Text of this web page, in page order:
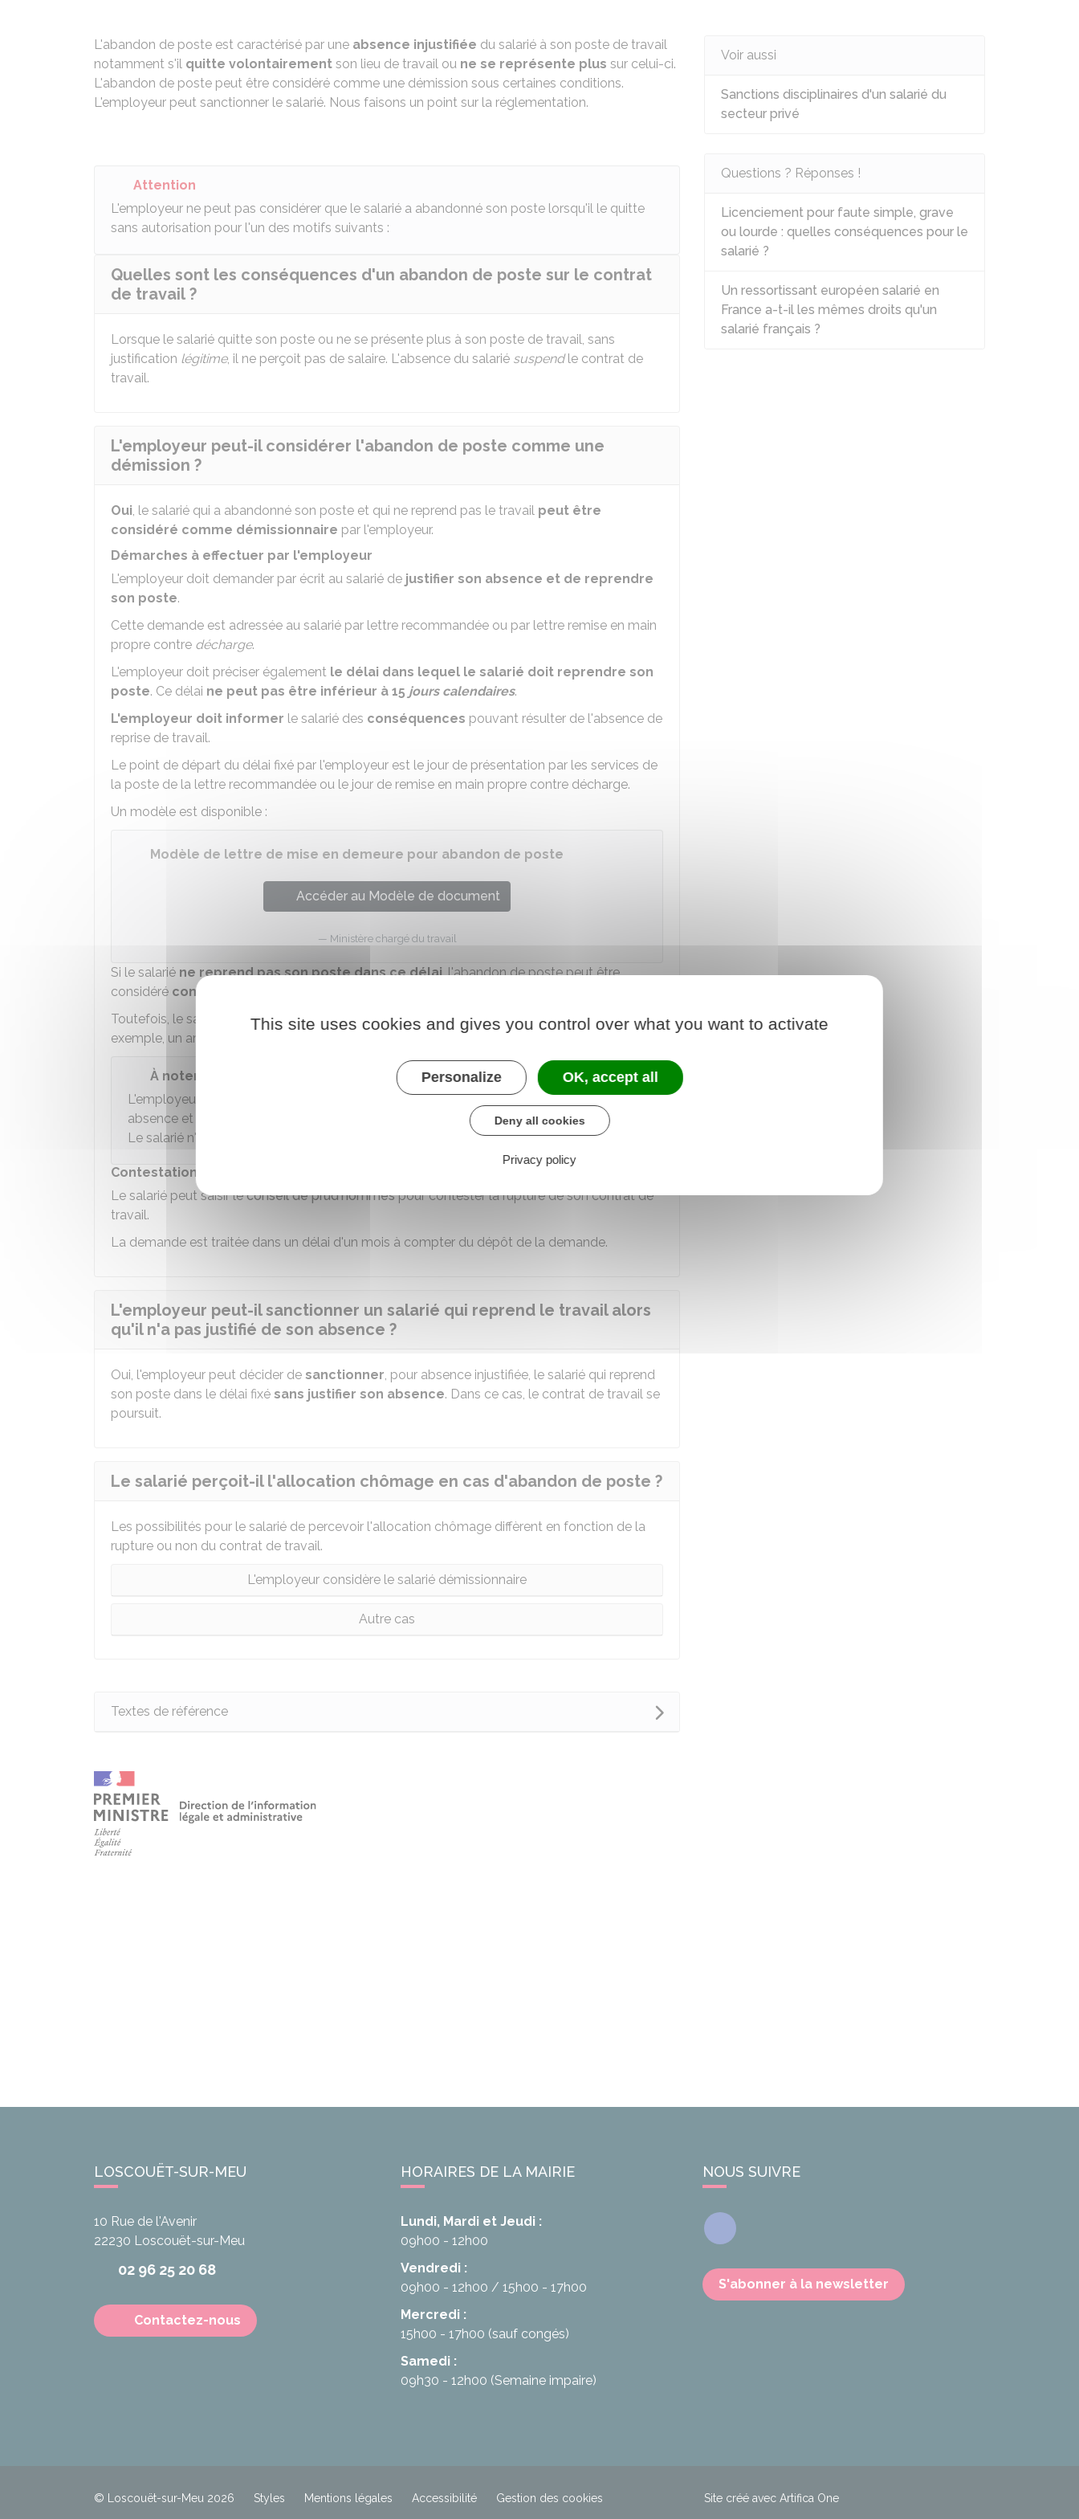
L'abandon de poste est caractérisé par une absence injustifiée du salarié à son poste de travail
notamment s'il quitte volontairement son lieu de travail ou ne se représente plus sur celui-ci.
L'abandon de poste peut être considéré comme une démission sous certaines conditions.
L'employeur peut sanctionner le salarié. Nous faisons un point sur la réglementation.
Attention
L'employeur ne peut pas considérer que le salarié a abandonné son poste lorsqu'il le quitte
sans autorisation pour l'un des motifs suivants :
Quelles sont les conséquences d'un abandon de poste sur le contrat
de travail ?
Lorsque le salarié quitte son poste ou ne se présente plus à son poste de travail, sans
justification légitime, il ne perçoit pas de salaire. L'absence du salarié suspendle contrat de
travail.
L'employeur peut-il considérer l'abandon de poste comme une
démission ?
Oui, le salarié qui a abandonné son poste et qui ne reprend pas le travail peut être
considéré comme démissionnaire par l'employeur.
Démarches à effectuer par l'employeur
L'employeur doit demander par écrit au salarié de justifier son absence et de reprendre
son poste.
Cette demande est adressée au salarié par lettre recommandée ou par lettre remise en main
propre contre décharge.
L'employeur doit préciser également le délai dans lequel le salarié doit reprendre son
poste. Ce délai ne peut pas être inférieur à 15 jours calendaires.
L'employeur doit informer le salarié des conséquences pouvant résulter de l'absence de
reprise de travail.
Le point de départ du délai fixé par l'employeur est le jour de présentation par les services de
la poste de la lettre recommandée ou le jour de remise en main propre contre décharge.
Un modèle est disponible :
Modèle de lettre de mise en demeure pour abandon de poste
Accéder au Modèle de document
Ministère chargé du travail
Si le salarié ne reprend pas son poste dans ce délai, l'abandon de poste peut être
considéré comme une démission
Toutefois, le salarié peut répondre à la demande de l'employeur en lui communiquant, par
exemple, un arrêt de travail pour justifier de son absence.
À noter
L'employeur peut décider de ne pas
mettre en demeurele salarié de justifier son
absence et de reprendre son poste. Le contrat de travail du salarié est alors suspendu.
Le salarié n'est pas payé pendant cette période.
Contestation de la démission par le salarié
Le salarié peut saisir leconseil de prud'hommespour contester la rupture de son contrat de
travail.
La demande est traitée dans un délai d'un mois à compter du dépôt de la demande.
L'employeur peut-il sanctionner un salarié qui reprend le travail alors
qu'il n'a pas justifié de son absence ?
Oui, l'employeur peut décider de sanctionner, pour absence injustifiée, le salarié qui reprend
son poste dans le délai fixé sans justifier son absence. Dans ce cas, le contrat de travail se
poursuit.
Le salarié perçoit-il l'allocation chômage en cas d'abandon de poste ?
Les possibilités pour le salarié de percevoir l'allocation chômage diffèrent en fonction de la
rupture ou non du contrat de travail.
L'employeur considère le salarié démissionnaire
Autre cas
Textes de référence
Voir aussi
Sanctions disciplinaires d'un salarié du
secteur privé
Questions ? Réponses !
Licenciement pour faute simple, grave
ou lourde : quelles conséquences pour le
salarié ?
Un ressortissant européen salarié en
France a-t-il les mêmes droits qu'un
salarié français ?
LOSCOUËT-SUR-MEU
10 Rue de l'Avenir
22230 Loscouët-sur-Meu
02 96 25 20 68
Contactez-nous
HORAIRES DE LA MAIRIE
Lundi, Mardi et Jeudi :
09h00 - 12h00
Vendredi :
09h00 - 12h00
15h00 - 17h00
Mercredi :
15h00 - 17h00 (sauf congés)
Samedi :
09h30 - 12h00 (Semaine impaire)
NOUS SUIVRE
Facebook
S'abonner à la newsletter
© Loscouët-sur-Meu 2026 Styles Mentions légales Accessibilité Gestion des cookies Site créé avec Artifica One
This site uses cookies and gives you control over what you want to activate
Personalize OK, accept all
Deny all cookies
Privacy policy